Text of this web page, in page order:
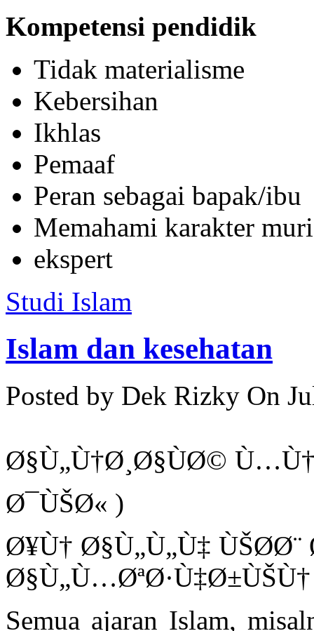
Kompetensi pendidik
Tidak materialisme
Kebersihan
Ikhlas
Pemaaf
Peran sebagai bapak/ibu
Memahami karakter
ekspert
Studi Islam
Islam dan kesehatan
Posted by Dek Rizky On
Ø§Ù„Ù†Ø¸Ø§ÙØ©
Ø¯ÙŠØ« )
Ø¥Ù† Ø§Ù„Ù„Ù‡ ÙŠØ­Ø¨
Ø§Ù„Ù…ØªØ·Ù‡Ø±ÙŠÙ†
Semua ajaran Islam,